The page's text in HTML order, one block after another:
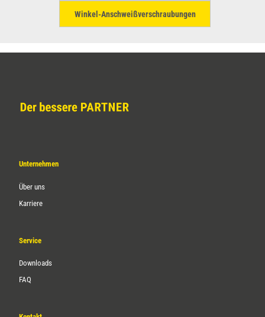
Winkel-Anschweißverschraubungen
Unternehmen
Über uns
Karriere
Service
Downloads
FAQ